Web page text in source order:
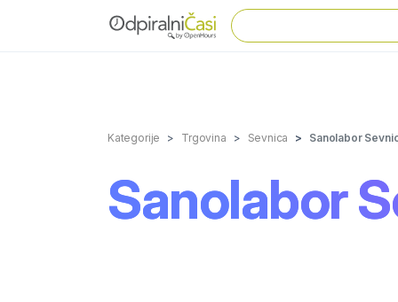
Kategorije Trgovina Sevnica Sanolabor
Sanolabor